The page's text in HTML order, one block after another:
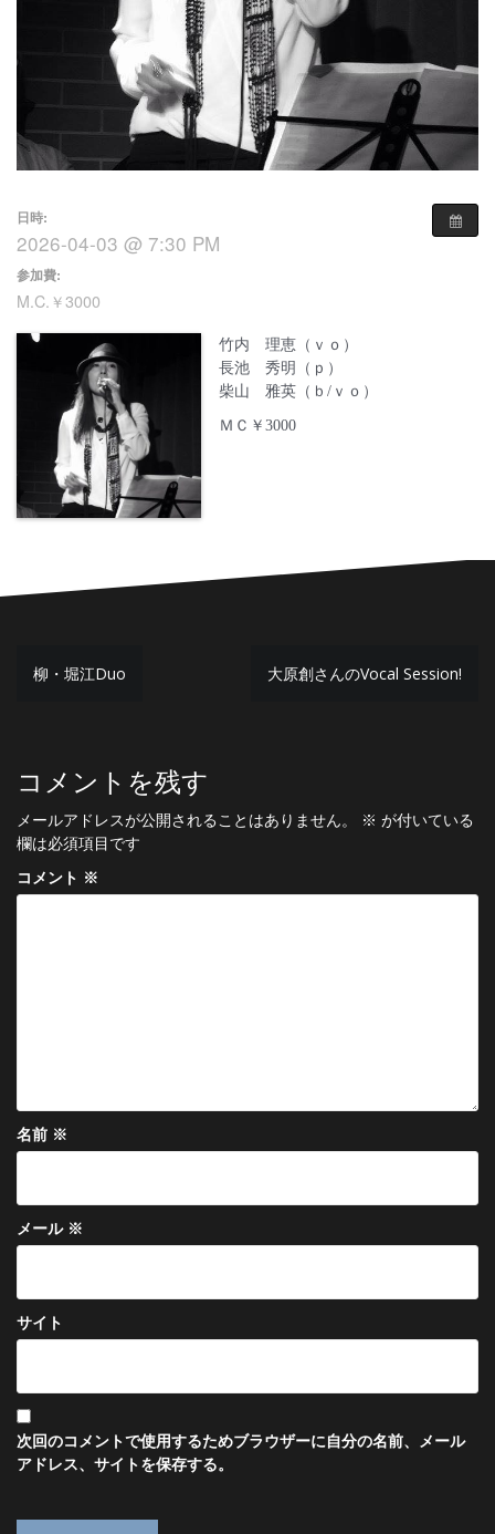
日時:
2026-04-03 @ 7:30 PM
参加費:
M.C.￥3000
竹内 理恵（ｖｏ）
長池 秀明（ｐ）
柴山 雅英（ｂ/ｖｏ）
ＭＣ￥3000
投
ビ
ゲ
ー
シ
柳・堀江Duo 大原創さんのVocal Session!
コメントを残す
メールアドレスが公開されることはありません。 ※ が付いている
欄は必須項目です
コメント ※
名前 ※
メール ※
サイト
次回のコメントで使用するためブラウザーに自分の名前、メール
アドレス、サイトを保存する。